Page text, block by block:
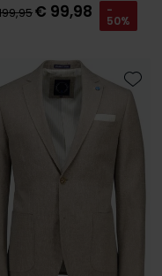
€ 99,98 -
50%
aan favorieten